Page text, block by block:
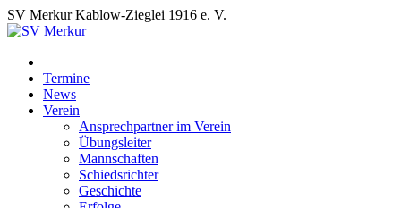
SV Merkur Kablow-Zieglei 1916 e. V.
Termine
News
Verein
Ansprechpartner im Verein
Übungsleiter
Mannschaften
Schiedsrichter
Geschichte